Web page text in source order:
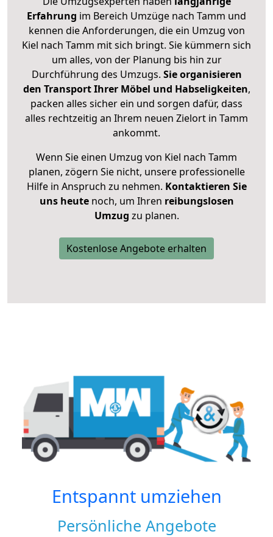
Erfahrung im Bereich Umzüge nach Tamm und
kennen die Anforderungen, die ein Umzug von
Kiel nach Tamm mit sich bringt. Sie kümmern sich
um alles, von der Planung bis hin zur
Durchführung des Umzugs. Sie organisieren
den Transport Ihrer Möbel und Habseligkeiten,
packen alles sicher ein und sorgen dafür, dass
alles rechtzeitig an Ihrem neuen Zielort in Tamm
ankommt.
Wenn Sie einen Umzug von Kiel nach Tamm
planen, zögern Sie nicht, unsere professionelle
Hilfe in Anspruch zu nehmen. Kontaktieren Sie
uns heutenoch, um Ihren reibungslosen
Umzug zu planen.
Kostenlose Angebote erhalten
Entspannt umziehen
Persönliche Angebote